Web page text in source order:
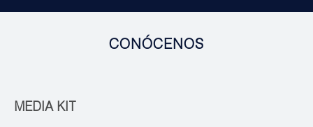
CONÓCENOS
MEDIA KIT